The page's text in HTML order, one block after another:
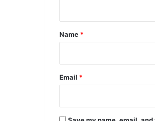
*
Name *
Email *